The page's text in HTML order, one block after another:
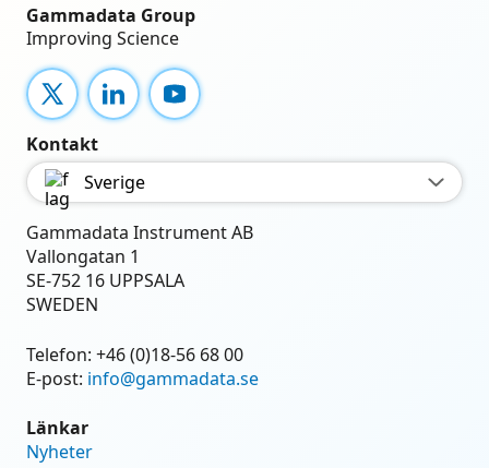
Gammadata Group
Improving Science
X LinkedInYouTube
Kontakt
Sverige
Gammadata Instrument AB
Vallongatan 1
SE-752 16 UPPSALA
SWEDEN
Telefon: +46 (0)18-56 68 00
E-post: info@gammadata.se
Länkar
Nyheter